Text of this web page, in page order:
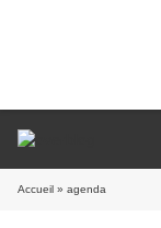
Accueil » agenda